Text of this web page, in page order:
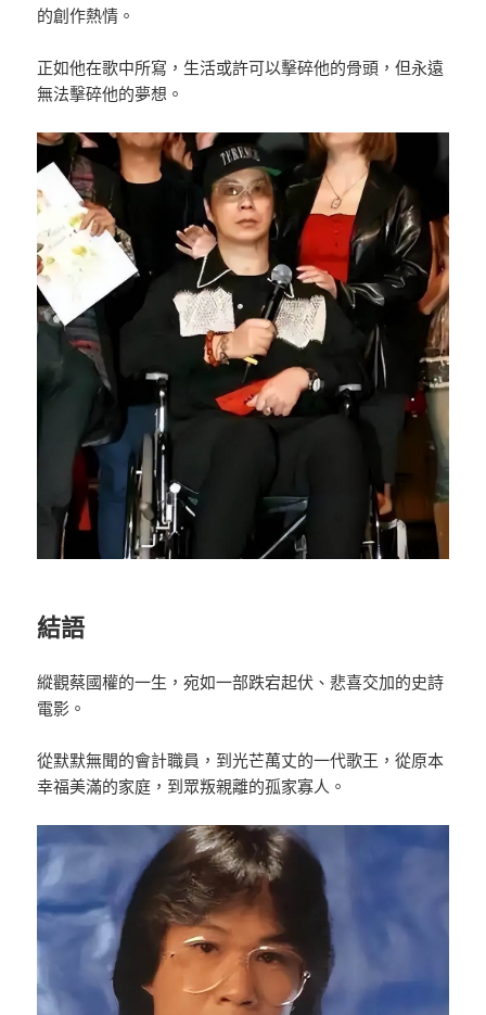
的創作熱情。
正如他在歌中所寫，生活或許可以擊碎他的骨頭，但永遠
無法擊碎他的夢想。
結語
縱觀蔡國權的一生，宛如一部跌宕起伏、悲喜交加的史詩
電影。
從默默無聞的會計職員，到光芒萬丈的一代歌王，從原本
幸福美滿的家庭，到眾叛親離的孤家寡人。